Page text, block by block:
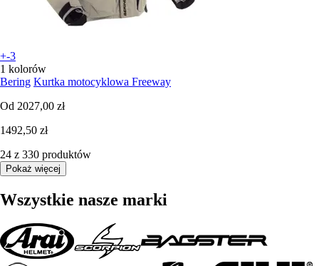
+-3
1 kolorów
Bering Kurtka motocyklowa Freeway
Od 2027,00 zł
1492,50 zł
24 z 330 produktów
Pokaż więcej
Wszystkie nasze marki